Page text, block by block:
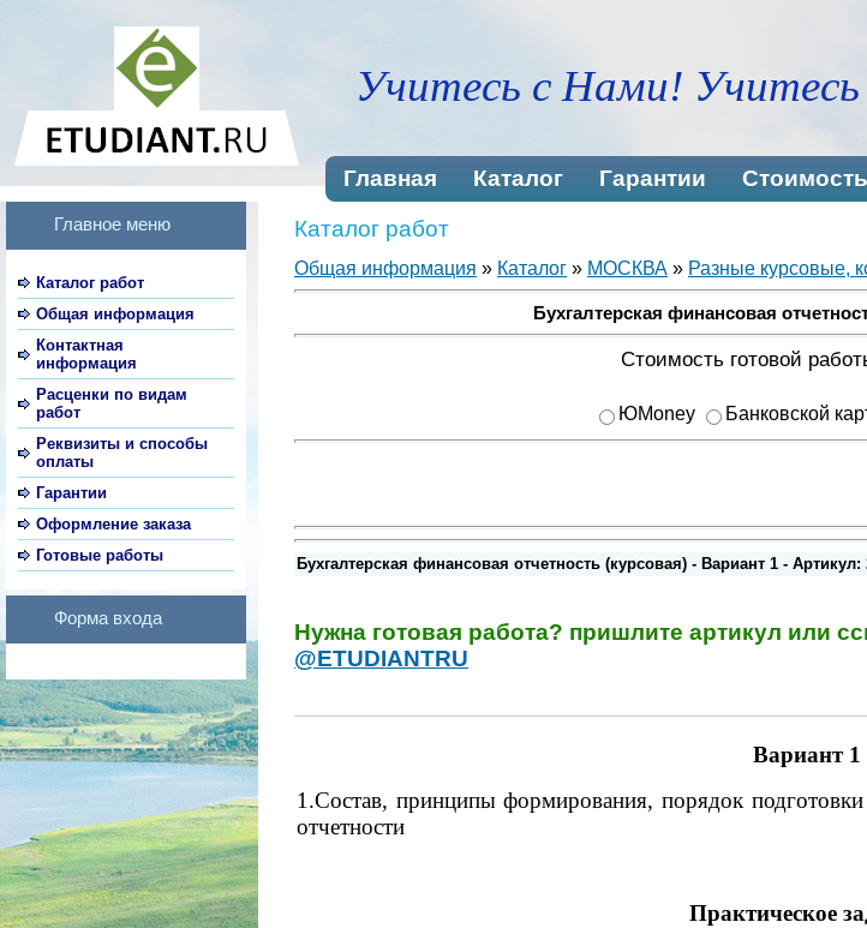
Учитесь с Нами! Учитесь
Главная Каталог Гарантии
Главное меню
Каталог работ
Общая информация
Контактная
информация
Расценки по видам
работ
Реквизиты и способы
оплаты
Гарантии
Оформление заказа
Готовые работы
Форма входа
Каталог работ
Общая информация » Каталог » МОСКВА » Разные курсовые,
Бухгалтерская финансовая
Стоимость готовой
ЮMoney Банковской
Бухгалтерская финансовая отчетность (курсовая) - Вариант 1 - Артикул:
Нужна готовая работа? пришлите артикул или
@ETUDIANTRU
Вариант 1
1.Состав, принципы формирования, порядок подготовки
отчетности
Практическое